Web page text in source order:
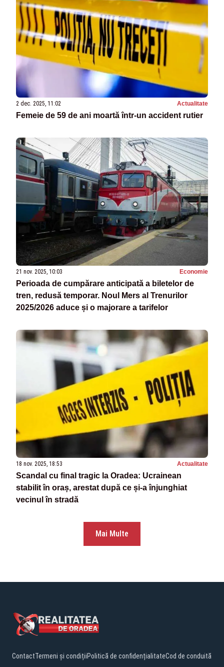
2 dec. 2025, 11:02 Actualitate
Femeie de 59 de ani moartă într-un accident rutier
21 nov. 2025, 10:03 Economie
Perioada de cumpărare anticipată a biletelor de
tren, redusă temporar. Noul Mers al Trenurilor
2025/2026 aduce și o majorare a tarifelor
18 nov. 2025, 18:53 Actualitate
Scandal cu final tragic la Oradea: Ucrainean
stabilit în oraș, arestat după ce și-a înjunghiat
vecinul în stradă
Mai Multe
ContactTermeni și condițiiPolitică de confidențialitateCod de conduită